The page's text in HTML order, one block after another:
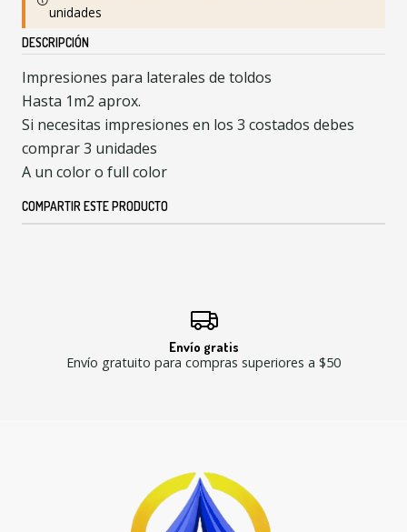
unidades
DESCRIPCIÓN
Impresiones para laterales de toldos
Hasta 1m2 aprox.
Si necesitas impresiones en los 3 costados debes
comprar 3 unidades
A un color o full color
COMPARTIR ESTE PRODUCTO
Envío gratis
Envío gratuito para compras superiores a $50